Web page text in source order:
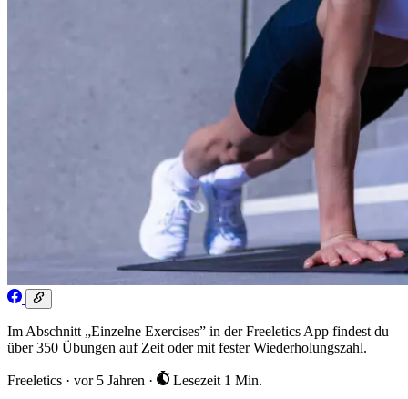
Im Abschnitt „Einzelne Exercises” in der Freeletics App findest du
über 350 Übungen auf Zeit oder mit fester Wiederholungszahl.
Freeletics · vor 5 Jahren · Lesezeit 1 Min.